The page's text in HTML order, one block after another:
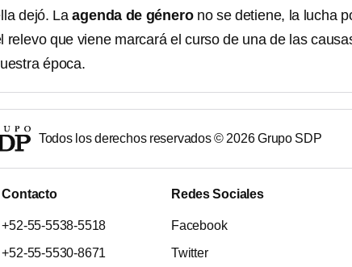
dejó. Laagenda de génerono se detiene, la lucha
relevo que viene marcará el curso de una de las
época.
Todos los derechos reservados © 2026Grupo SDP
Contacto
+52-55-5538-5518
+52-55-5530-8671
Redes Sociales
Facebook
Twitter